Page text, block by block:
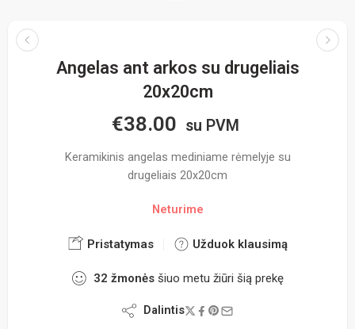
Angelas ant arkos su drugeliais
20x20cm
€38.00 su PVM
Keramikinis angelas mediniame rėmelyje su
drugeliais 20x20cm
Neturime
Pristatymas Užduok klausimą
32 žmonės šiuo metu žiūri šią prekę
Dalintis